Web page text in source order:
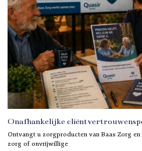
Onafhankelijke
Ontvangt u zorgproducten van Baas Zorg
zorg of onvrijwillige